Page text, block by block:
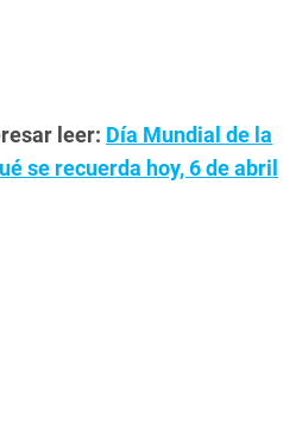
leer: Día Mundial de la
se recuerda hoy, 6 de abril